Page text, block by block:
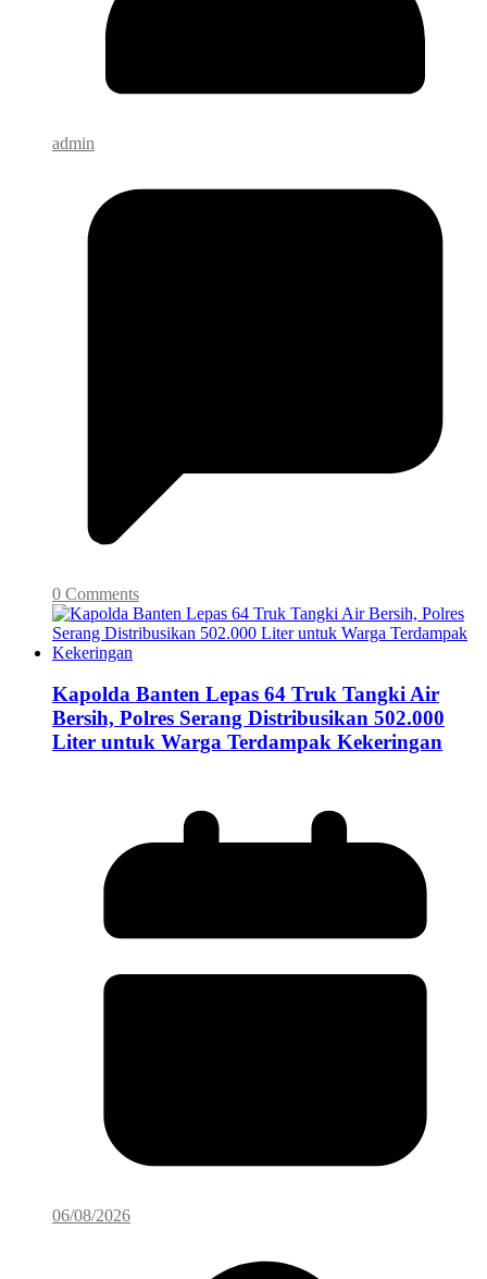
admin
0 Comments
Kapolda Banten Lepas 64 Truk Tangki Air
Bersih, Polres Serang Distribusikan 502.000
Liter untuk Warga Terdampak Kekeringan
06/08/2026